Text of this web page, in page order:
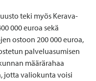
teki myös Kerava-
000 euroa sekä
ostoon 200 000 euroa,
palveluasumisen
määrärahaa
jotta valiokunta voisi